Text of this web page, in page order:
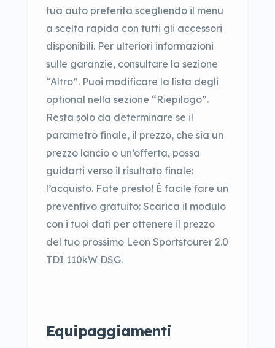
tua auto preferita scegliendo il menu
a scelta rapida con tutti gli accessori
disponibili. Per ulteriori informazioni
sulle garanzie, consultare la sezione
“Altro”. Puoi modificare la lista degli
optional nella sezione “Riepilogo”.
Resta solo da determinare se il
parametro finale, il prezzo, che sia un
prezzo lancio o un’offerta, possa
guidarti verso il risultato finale:
l’acquisto. Fate presto! È facile fare un
preventivo gratuito: Scarica il modulo
con i tuoi dati per ottenere il prezzo
del tuo prossimo Leon Sportstourer 2.0
TDI 110kW DSG.
Equipaggiamenti